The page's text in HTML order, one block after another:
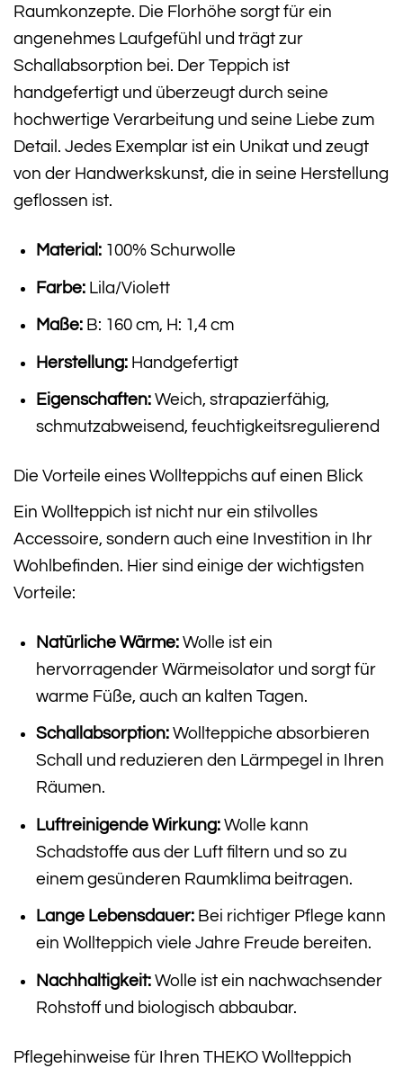
Raumkonzepte. Die Florhöhe sorgt für ein
angenehmes Laufgefühl und trägt zur
Schallabsorption bei. Der Teppich ist
handgefertigt und überzeugt durch seine
hochwertige Verarbeitung und seine Liebe zum
Detail. Jedes Exemplar ist ein Unikat und zeugt
von der Handwerkskunst, die in seine Herstellung
geflossen ist.
Material:100% Schurwolle
Farbe:Lila/Violett
Maße:B: 160 cm, H: 1,4 cm
Herstellung:Handgefertigt
Eigenschaften:Weich, strapazierfähig,
schmutzabweisend, feuchtigkeitsregulierend
Die Vorteile eines Wollteppichs auf einen Blick
Ein Wollteppich ist nicht nur ein stilvolles
Accessoire, sondern auch eine Investition in Ihr
Wohlbefinden. Hier sind einige der wichtigsten
Vorteile:
Natürliche Wärme:Wolle ist ein
hervorragender Wärmeisolator und sorgt für
warme Füße, auch an kalten Tagen.
Schallabsorption:Wollteppiche absorbieren
Schall und reduzieren den Lärmpegel in Ihren
Räumen.
Luftreinigende Wirkung:Wolle kann
Schadstoffe aus der Luft filtern und so zu
einem gesünderen Raumklima beitragen.
Lange Lebensdauer:Bei richtiger Pflege kann
ein Wollteppich viele Jahre Freude bereiten.
Nachhaltigkeit:Wolle ist ein nachwachsender
Rohstoff und biologisch abbaubar.
Pflegehinweise für Ihren THEKO Wollteppich